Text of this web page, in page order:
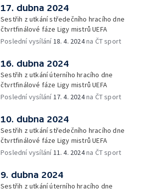
17. dubna 2024
Sestřih z utkání středečního hracího dne
čtvrtfinálové fáze Ligy mistrů UEFA
Poslední vysílání18. 4. 2024na ČT sport
16. dubna 2024
Sestřih z utkání úterního hracího dne
čtvrtfinálové fáze Ligy mistrů UEFA
Poslední vysílání17. 4. 2024na ČT sport
10. dubna 2024
Sestřih z utkání středečního hracího dne
čtvrtfinálové fáze Ligy mistrů UEFA
Poslední vysílání11. 4. 2024na ČT sport
9. dubna 2024
Sestřih z utkání úterního hracího dne